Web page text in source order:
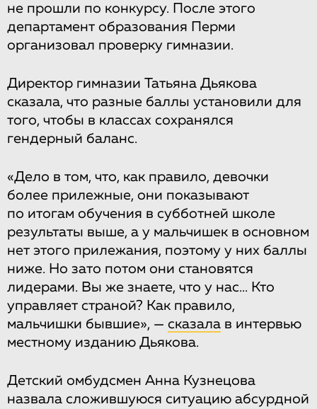
не прошли по конкурсу. После этого
департамент образования Перми
организовал проверку гимназии.
Директор гимназии Татьяна Дьякова
сказала, что разные баллы установили для
того, чтобы в классах сохранялся
гендерный баланс.
«Дело в том, что, как правило, девочки
более прилежные, они показывают
по итогам обучения в субботней школе
результаты выше, а у мальчишек в основном
нет этого прилежания, поэтому у них баллы
ниже. Но зато потом они становятся
лидерами. Вы же знаете, что у нас... Кто
управляет страной? Как правило,
мальчишки бывшие», — сказала в интервью
местному изданию Дьякова.
Детский омбудсмен Анна Кузнецова
назвала сложившуюся ситуацию абсурдной